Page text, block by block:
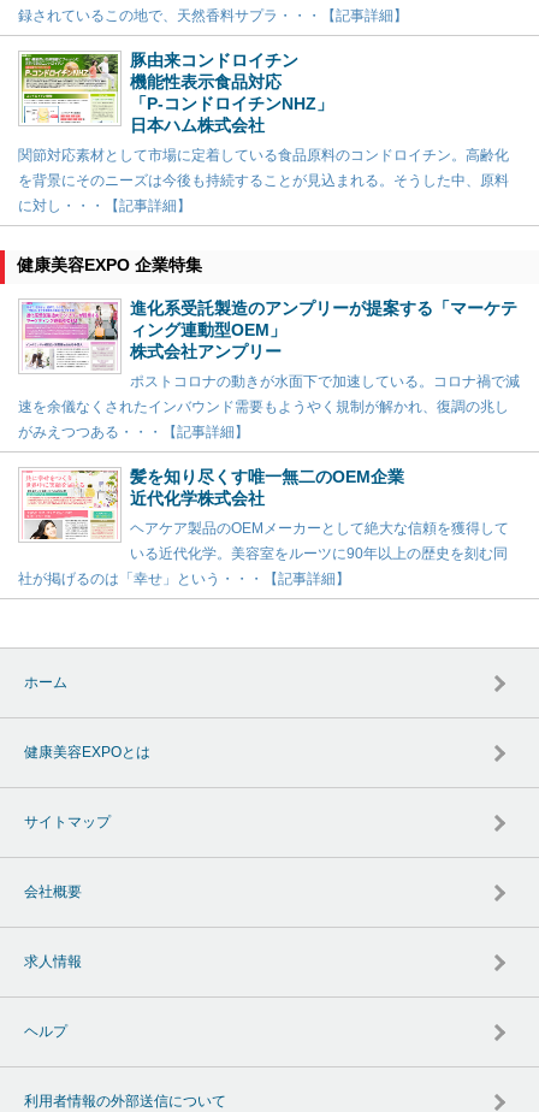
録されているこの地で、天然香料サプラ・・・【記事詳細】
豚由来コンドロイチン
機能性表示食品対応
「P-コンドロイチンNHZ」
日本ハム株式会社
関節対応素材として市場に定着している食品原料のコンドロイチン。高齢化
を背景にそのニーズは今後も持続することが見込まれる。そうした中、原料
に対し・・・【記事詳細】
健康美容EXPO 企業特集
進化系受託製造のアンプリーが提案する「マーケテ
ィング連動型OEM」
株式会社アンプリー
ポストコロナの動きが水面下で加速している。コロナ禍で減
速を余儀なくされたインバウンド需要もようやく規制が解かれ、復調の兆し
がみえつつある・・・【記事詳細】
髪を知り尽くす唯一無二のOEM企業
近代化学株式会社
ヘアケア製品のOEMメーカーとして絶大な信頼を獲得して
いる近代化学。美容室をルーツに90年以上の歴史を刻む同
社が掲げるのは「幸せ」という・・・【記事詳細】
ホーム
健康美容EXPOとは
サイトマップ
会社概要
求人情報
ヘルプ
利用者情報の外部送信について